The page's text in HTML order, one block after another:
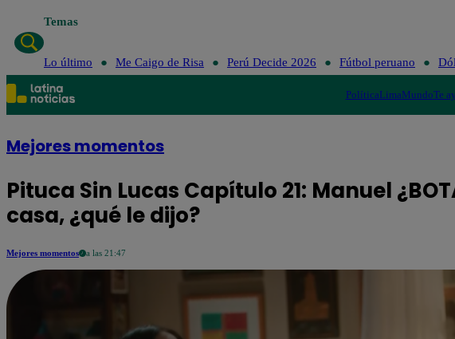
Temas
Lo último Me Caigo de Risa Perú Decide 2026 Fútbol peruano
PolíticaLimaMundoTe
Mejores momentos
Pituca Sin Lucas Capítulo 21: Manuel
casa, ¿qué le dijo?
Mejores momentos a las 21:47